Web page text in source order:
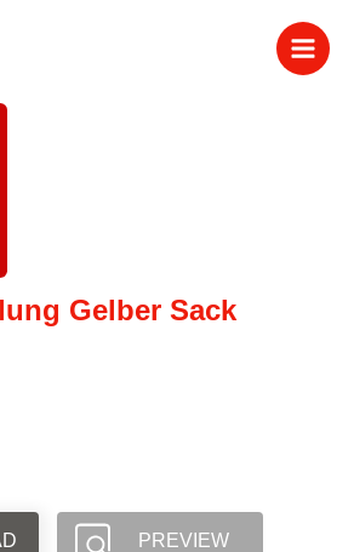
Gelber Sack
PREVIEW